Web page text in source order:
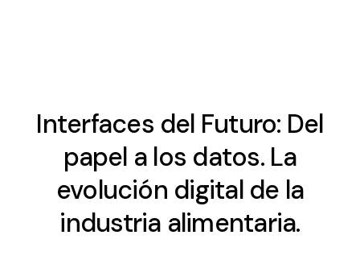
Interfaces del Futuro: Del
papel a los datos. La
evolución digital de la
industria alimentaria.